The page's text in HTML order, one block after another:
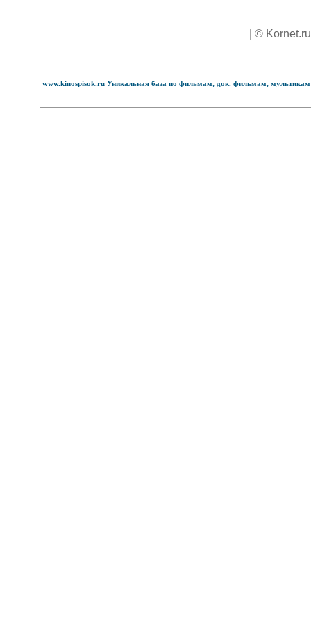
| ©
www.kinospisok.ru Уникальная база по фильмам, док. фильмам,